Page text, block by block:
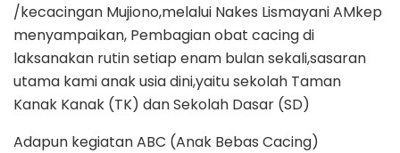
/kecacingan Mujiono,melalui Nakes Lismayani AMkep
menyampaikan, Pembagian obat cacing di
laksanakan rutin setiap enam bulan sekali,sasaran
utama kami anak usia dini,yaitu sekolah Taman
Kanak Kanak (TK) dan Sekolah Dasar (SD)
Adapun kegiatan ABC (Anak Bebas Cacing)